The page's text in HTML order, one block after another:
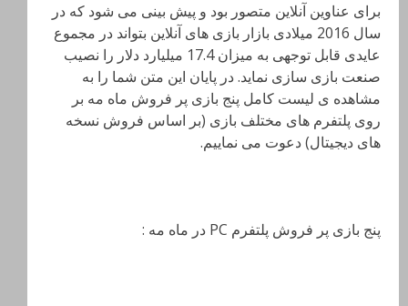
برای عناوین آنلاین متصور بود و پیش بینی می شود که در
سال 2016 میلادی بازار بازی های آنلاین بتواند در مجموع
عایدی قابل توجهی به میزان 17.4 میلیارد دلار را نصیب
صنعت بازی سازی نماید. در پایان این متن شما را به
مشاهده ی لیست کامل پنج بازی پر فروش ماه مه بر
روی پلتفرم های مختلف بازی (بر اساس فروش نسخه
های دیجیتال) دعوت می نماییم.
پنج بازی پر فروش پلتفرم PC در ماه مه :